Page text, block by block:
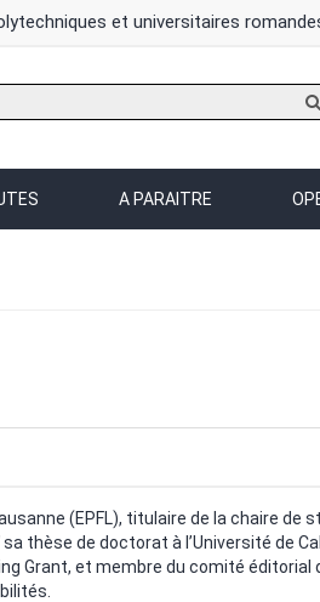
et universitaires
sur
site
A PARAITRE
(EPFL), titulaire de la chaire
de doctorat à l’Université de
Grant, et membre du comité